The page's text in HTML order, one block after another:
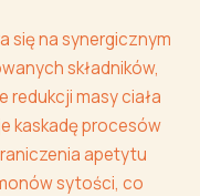
się na synergicznym
składników,
redukcji masy ciała
kaskadę procesów
apetytu
sytości, co